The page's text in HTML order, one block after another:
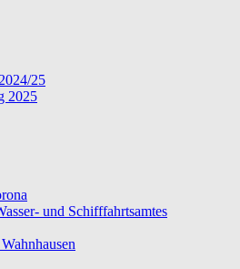
25
2025
und Schifffahrtsamtes